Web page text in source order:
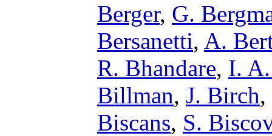
Berger, G.
Bersanetti, A.
R. Bhandare, I.
Billman, J. Birch,
Biscans, S.